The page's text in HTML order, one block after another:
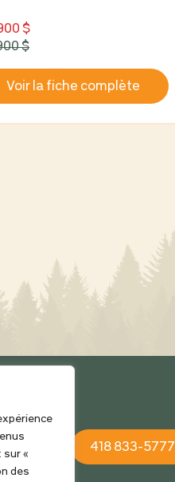
«
des
$
$
Voir la fiche complète
G0R 1C0
418 833-5777